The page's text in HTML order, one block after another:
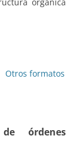
orgánica
Otros formatos
órdenes